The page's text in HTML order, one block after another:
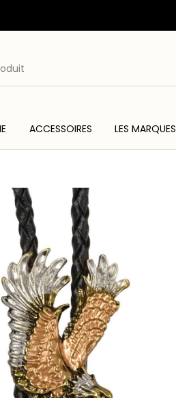
ACCESSOIRES LES MARQUES